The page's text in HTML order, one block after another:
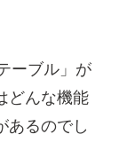
ーブル」が
どんな機能
あるのでし